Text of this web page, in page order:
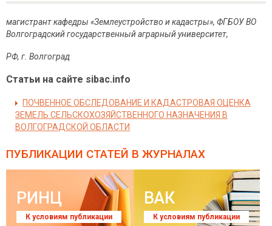
магистрант кафедры «Землеустройство и кадастры», ФГБОУ ВО
Волгоградский государственный аграрный университет,
РФ, г. Волгоград
Статьи на сайте sibac.info
ПОЧВЕННОЕ ОБСЛЕДОВАНИЕ И КАДАСТРОВАЯ ОЦЕНКА
ЗЕМЕЛЬ СЕЛЬСКОХОЗЯЙСТВЕННОГО НАЗНАЧЕНИЯ В
ВОЛГОГРАДСКОЙ ОБЛАСТИ
ПУБЛИКАЦИИ СТАТЕЙ В ЖУРНАЛАХ
РИНЦ
К условиям публикации
ВАК
К условиям публикации